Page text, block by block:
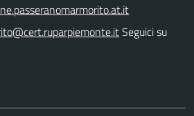
Seguici su